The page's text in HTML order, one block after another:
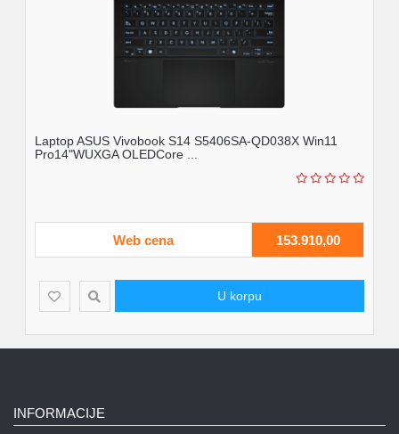
Win11
Laptop ASUS Vivobook S14 S5406SA-QD123W
Home14"WUXGA OLEDCore...
INFORMACIJE